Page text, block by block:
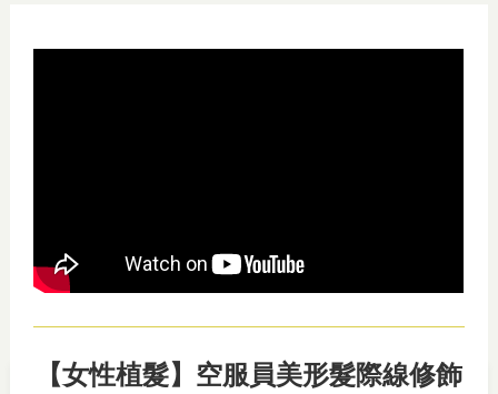
【女性植髮​】空服員美形髮際線修飾